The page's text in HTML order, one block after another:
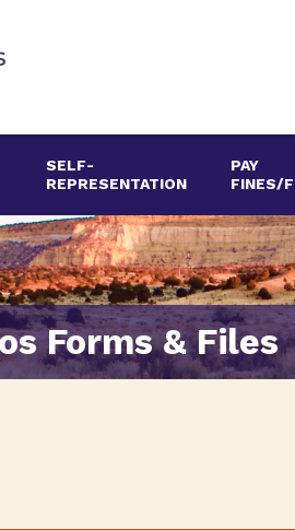
SELF-
REPRESENTATION
PAY
FINES/
Forms & Files